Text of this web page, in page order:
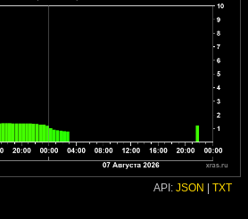
API: JSON TXT